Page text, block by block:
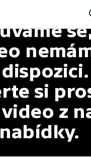
dispozici.
si
z
nabídky.